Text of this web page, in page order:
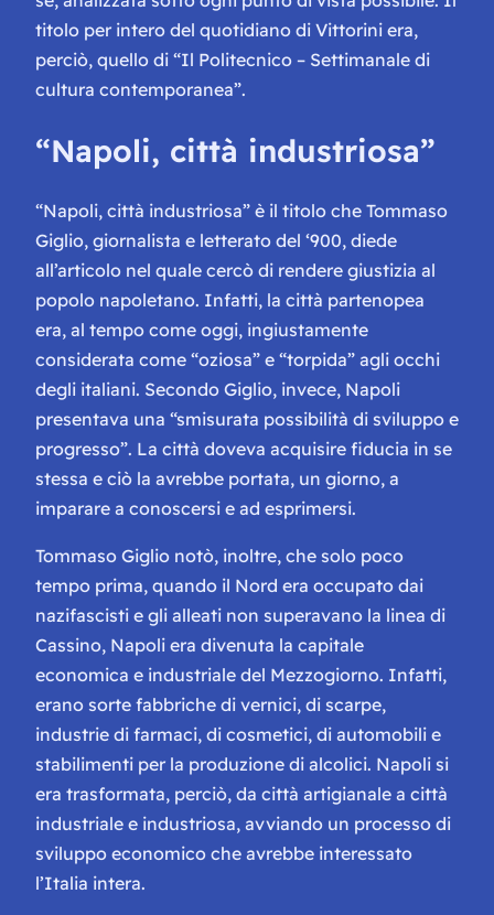
titolo per intero del quotidiano di Vittorini era,
perciò, quello di “Il Politecnico – Settimanale di
cultura contemporanea”.
“Napoli, città industriosa”
“Napoli, città industriosa” è il titolo che Tommaso
Giglio, giornalista e letterato del ‘900, diede
all’articolo nel quale cercò di rendere giustizia al
popolo napoletano. Infatti, la città partenopea
era, al tempo come oggi, ingiustamente
considerata come “oziosa” e “torpida” agli occhi
degli italiani. Secondo Giglio, invece, Napoli
presentava una “smisurata possibilità di sviluppo e
progresso”. La città doveva acquisire fiducia in se
stessa e ciò la avrebbe portata, un giorno, a
imparare a conoscersi e ad esprimersi.
Tommaso Giglio notò, inoltre, che solo poco
tempo prima, quando il Nord era occupato dai
nazifascisti e gli alleati non superavano la linea di
Cassino, Napoli era divenuta la capitale
economica e industriale del Mezzogiorno. Infatti,
erano sorte fabbriche di vernici, di scarpe,
industrie di farmaci, di cosmetici, di automobili e
stabilimenti per la produzione di alcolici. Napoli si
era trasformata, perciò, da città artigianale a città
industriale e industriosa, avviando un processo di
sviluppo economico che avrebbe interessato
l’Italia intera.